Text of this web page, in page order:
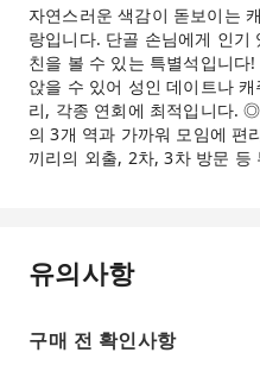
자연스러운 색감이 돋보이는
랑입니다. 단골 손님에게 인기
친을 볼 수 있는 특별석입니다
앉을 수 있어 성인 데이트나
리, 각종 연회에 최적입니다.
의 3개 역과 가까워 모임에 편
끼리의 외출, 2차, 3차 방문 등
유의사항
구매 전 확인사항